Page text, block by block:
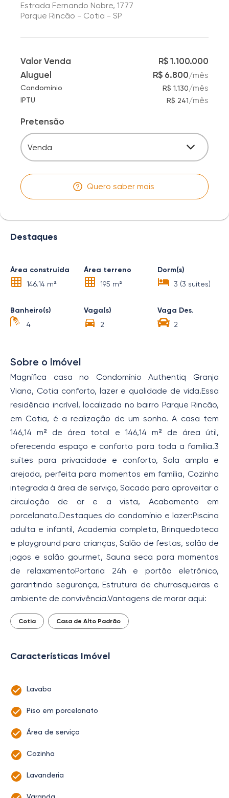
Estrada Fernando Nobre, 1777
Parque Rincão - Cotia - SP
Valor Venda
R$ 1.100.000
Aluguel
R$ 6.800/mês
Condomínio R$ 1.130/mês
IPTU R$ 241/mês
Pretensão
Venda
Quero saber mais
Destaques
Área construída
146.14 m²
Área terreno
195 m²
Dorm(s)
3 (3 suítes)
Banheiro(s)
4
Vaga(s)
2
Vaga Des.
2
Sobre o Imóvel
Magnífica casa no Condomínio Authentiq Granja
Viana, Cotia conforto, lazer e qualidade de vida.Essa
residência incrível, localizada no bairro Parque Rincão,
em Cotia, é a realização de um sonho. A casa tem
146,14 m² de área total e 146,14 m² de área útil,
oferecendo espaço e conforto para toda a família.3
suítes para privacidade e conforto, Sala ampla e
arejada, perfeita para momentos em família, Cozinha
integrada à área de serviço, Sacada para aproveitar a
circulação de ar e a vista, Acabamento em
porcelanato.Destaques do condomínio e lazer:Piscina
adulta e infantil, Academia completa, Brinquedoteca
e playground para crianças, Salão de festas, salão de
jogos e salão gourmet, Sauna seca para momentos
de relaxamentoPortaria 24h e portão eletrônico,
garantindo segurança, Estrutura de churrasqueiras e
ambiente de convivência.Vantagens de morar aqui:
Cotia Casa de Alto Padrão
Características Imóvel
Lavabo
Piso em porcelanato
Área de serviço
Cozinha
Lavanderia